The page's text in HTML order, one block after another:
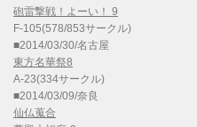
砲雷撃戦！よーい！ 9
F-105(578/853サークル)
■2014/03/30/名古屋
東方名華祭8
A-23(334サークル)
■2014/03/09/奈良
仙仏蒐合